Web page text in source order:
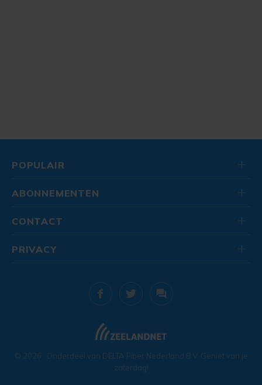
POPULAIR
ABONNEMENTEN
CONTACT
© 2026 . Onderdeel van DELTA Fiber Nederland B.V. Geniet van je
zaterdag!
PRIVACY